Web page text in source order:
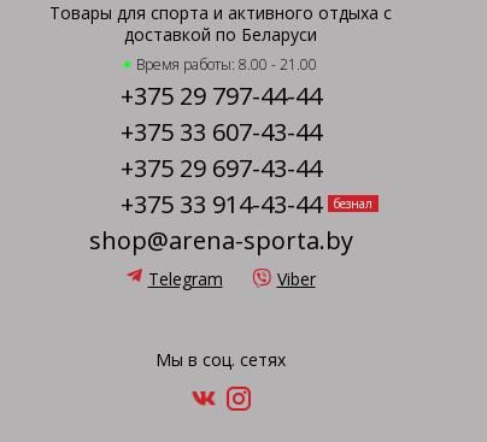
Товары для спорта и активного отдыха с
доставкой по Беларуси
Время работы: 8.00 - 21.00
+375 29 797-44-44
+375 33 607-43-44
+375 29 697-43-44
+375 33 914-43-44
безнал
shop@arena-sporta.by
Telegram Viber
Мы в соц. сетях